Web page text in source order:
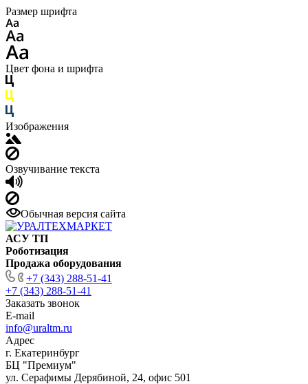
Размер шрифта
Цвет фона и шрифта
Изображения
Озвучивание текста
Обычная версия сайта
АСУ ТП
Роботизация
Продажа оборудования
+7 (343) 288-51-41
+7 (343) 288-51-41
Заказать звонок
E-mail
info@uraltm.ru
Адрес
г. Екатеринбург
БЦ "Премиум"
ул. Серафимы Дерябиной, 24, офис 501